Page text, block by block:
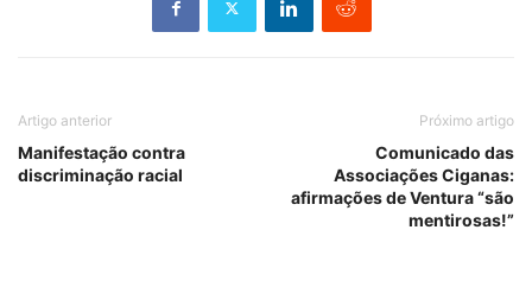
Artigo anterior
Manifestação contra
discriminação racial
Próximo artigo
Comunicado das
Associações Ciganas:
afirmações de Ventura “são
mentirosas!”